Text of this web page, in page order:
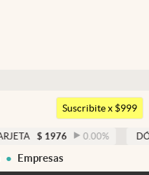
Argentina
Suscribite x $999
0.00% DÓLAR MEP
Empresas